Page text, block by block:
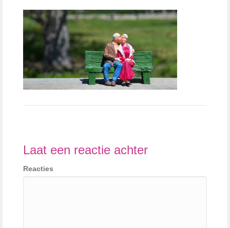
Laat een reactie achter
Reacties